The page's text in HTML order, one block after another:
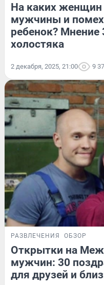
На каких
мужчины и
ребенок? Мнение
холостяка
2 декабря, 2025, 21:00 9
РАЗВЛЕЧЕНИЯ ОБЗОР
Открытки на
мужчин: 30
для друзей и